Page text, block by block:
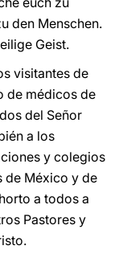
den Menschen.
Geist.
visitantes de
de médicos de
del Señor
a los
y colegios
de México y de
a todos a
Pastores y